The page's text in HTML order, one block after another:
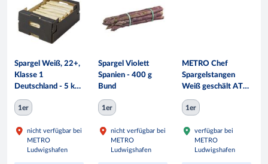
Spargel Weiß, 22+,
Klasse 1
Deutschland - 5 kg
Kiste
1er
nicht verfügbar bei
METRO
Ludwigshafen
Spargel Violett
Spanien - 400 g
Bund
1er
nicht verfügbar bei
METRO
Ludwigshafen
METRO Chef
Spargelstangen
Weiß geschält ATG
205 g - 370 ml Glas
1er
verfügbar bei
METRO
Ludwigshafen